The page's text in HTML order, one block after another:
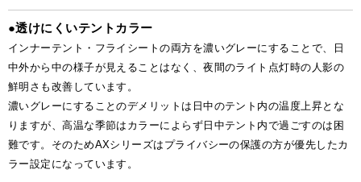
●透けにくいテントカラー
インナーテント・フライシートの両方を濃いグレーにすることで、日
中外から中の様子が見えることはなく、夜間のライト点灯時の人影の
鮮明さも改善しています。
濃いグレーにすることのデメリットは日中のテント内の温度上昇とな
りますが、高温な季節はカラーによらず日中テント内で過ごすのは困
難です。そのためAXシリーズはプライバシーの保護の方が優先したカ
ラー設定になっています。